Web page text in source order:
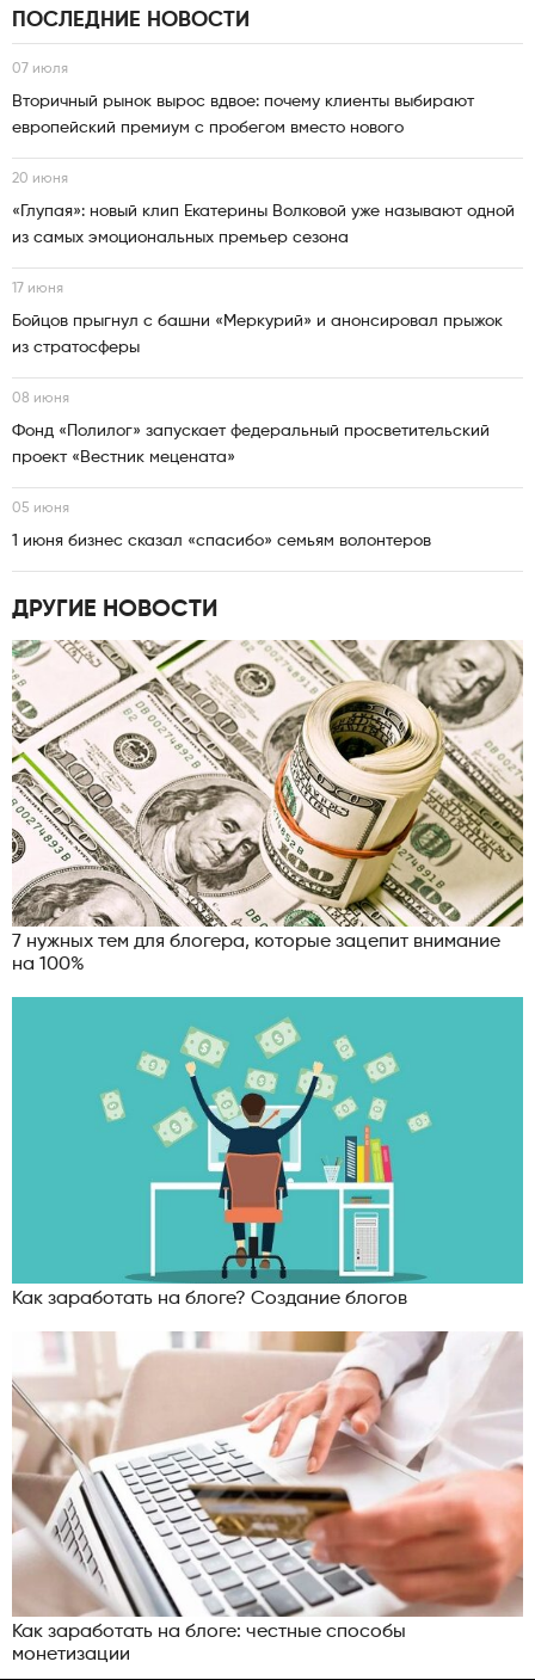
ПОСЛЕДНИЕ НОВОСТИ
07 июля
Вторичный рынок вырос вдвое: почему клиенты выбирают
европейский премиум с пробегом вместо нового
20 июня
«Глупая»: новый клип Екатерины Волковой уже называют одной
из самых эмоциональных премьер сезона
17 июня
Бойцов прыгнул с башни «Меркурий» и анонсировал прыжок
из стратосферы
08 июня
Фонд «Полилог» запускает федеральный просветительский
проект «Вестник мецената»
05 июня
1 июня бизнес сказал «спасибо» семьям волонтеров
ДРУГИЕ НОВОСТИ
7 нужных тем для блогера, которые зацепит внимание
на 100%
Как заработать на блоге? Создание блогов
Как заработать на блоге: честные способы
монетизации